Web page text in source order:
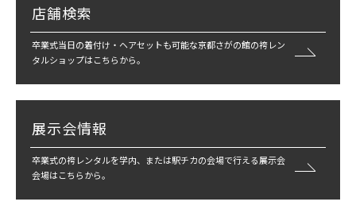
店舗検索
卒業式当日の着付け・ヘアセットも可能な京都さがの館の袴レン
タルショップはこちらから。
展示会情報
卒業式の袴レンタルを学内、または駅チカの会場で行える展示会
会場はこちらから。